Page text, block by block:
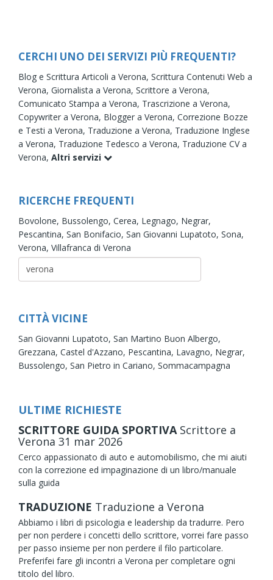
CERCHI UNO DEI SERVIZI PIÙ FREQUENTI?
Blog e Scrittura Articoli a Verona, Scrittura Contenuti Web a
Verona, Giornalista a Verona, Scrittore a Verona,
Comunicato Stampa a Verona, Trascrizione a Verona,
Copywriter a Verona, Blogger a Verona, Correzione Bozze
e Testi a Verona, Traduzione a Verona, Traduzione Inglese
a Verona, Traduzione Tedesco a Verona, Traduzione CV a
Verona, Altri servizi
RICERCHE FREQUENTI
Bovolone, Bussolengo, Cerea, Legnago, Negrar,
Pescantina, San Bonifacio, San Giovanni Lupatoto, Sona,
Verona, Villafranca di Verona
CITTÀ VICINE
San Giovanni Lupatoto, San Martino Buon Albergo,
Grezzana, Castel d'Azzano, Pescantina, Lavagno, Negrar,
Bussolengo, San Pietro in Cariano, Sommacampagna
ULTIME RICHIESTE
SCRITTORE GUIDA SPORTIVA Scrittore a
Verona 31 mar 2026
Cerco appassionato di auto e automobilismo, che mi aiuti
con la correzione ed impaginazione di un libro/manuale
sulla guida
TRADUZIONE Traduzione a Verona
Abbiamo i libri di psicologia e leadership da tradurre. Pero
per non perdere i concetti dello scrittore, vorrei fare passo
per passo insieme per non perdere il filo particolare.
Preferifei fare gli incontri a Verona per completare ogni
titolo del libro.